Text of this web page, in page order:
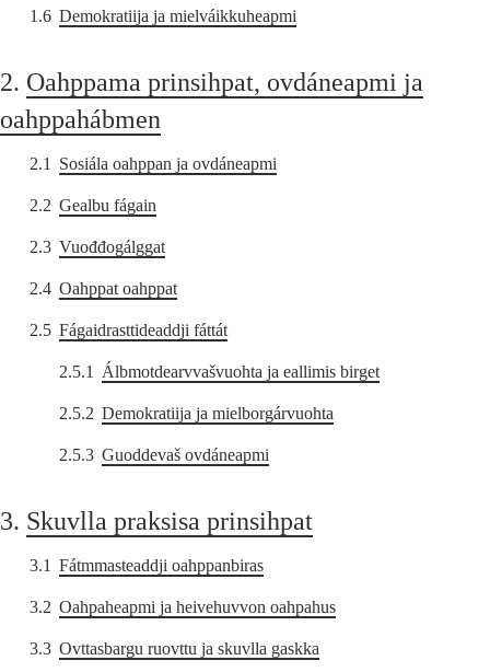
1.6 Demokratiija ja mielváikkuheapmi
2. Oahppama prinsihpat, ovdáneapmi ja
oahppahábmen
2.1 Sosiála oahppan ja ovdáneapmi
2.2 Gealbu fágain
2.3 Vuođđogálggat
2.4 Oahppat oahppat
2.5 Fágaidrasttideaddji fáttát
2.5.1 Álbmotdearvvašvuohta ja eallimis birget
2.5.2 Demokratiija ja mielborgárvuohta
2.5.3 Guoddevaš ovdáneapmi
3. Skuvlla praksisa prinsihpat
3.1 Fátmmasteaddji oahppanbiras
3.2 Oahpaheapmi ja heivehuvvon oahpahus
3.3 Ovttasbargu ruovttu ja skuvlla gaskka